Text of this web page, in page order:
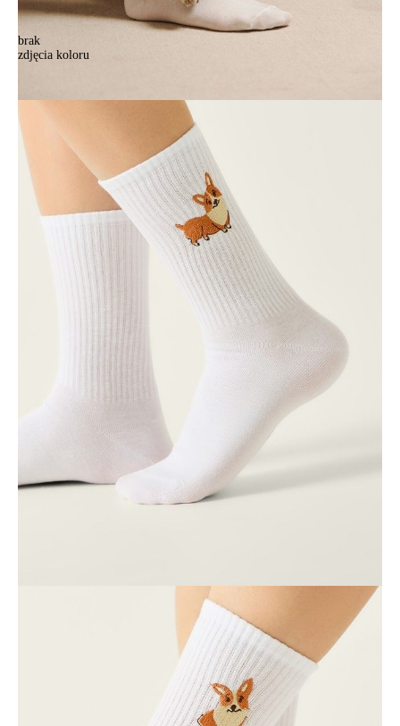
brak
zdjęcia koloru
42,90 zł
BRAK
ZDJĘCIA
Rozmiary:
Tabela rozmiarów
36-39
Ilość:
+
DODAJ DO KOSZYKA
Jak złożyć zamówienie
POWIADOM MNIE O DOSTĘPNOŚCI
Paczkomaty InPost 24/7,
w sklepie Conte (Łodz)
pn.- czw. 8:00 - 16:00, pt. 8:00 - 14:00
Opis produktu
Wysokiej jakości bawełna jest miękka,